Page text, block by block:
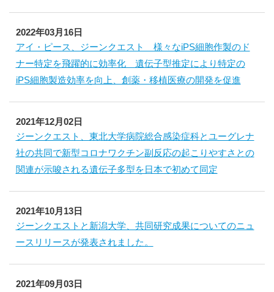
2022年03月16日
アイ・ピース、ジーンクエスト 様々なiPS細胞作製のド
ナー特定を飛躍的に効率化 遺伝子型推定により特定の
iPS細胞製造効率を向上、創薬・移植医療の開発を促進
2021年12月02日
ジーンクエスト、東北大学病院総合感染症科とユーグレナ
社の共同で新型コロナワクチン副反応の起こりやすさとの
関連が示唆される遺伝子多型を日本で初めて同定
2021年10月13日
ジーンクエストと新潟大学、共同研究成果についてのニュ
ースリリースが発表されました。
2021年09月03日